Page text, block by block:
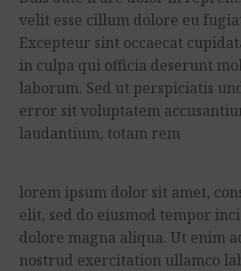
velit esse cillum dolore eu
Excepteur sint occaecat
in culpa qui officia deserunt
laborum. Sed ut perspiciatis
error sit voluptatem
laudantium, totam rem
lorem ipsum dolor sit amet,
elit, sed do eiusmod tempor
dolore magna aliqua. Ut enim
nostrud exercitation ullamco